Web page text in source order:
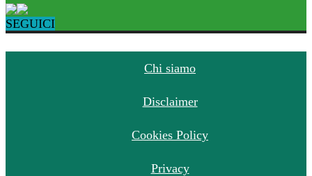
SEGUICI
Chi siamo
Disclaimer
Cookies Policy
Privacy